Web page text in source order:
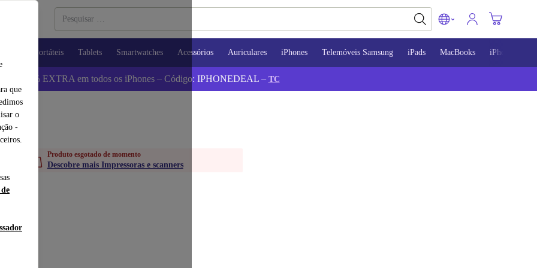
que
o
-
Portáteis Tablets Smartwatches Acessórios Auriculares iPhones Telemóveis Samsung iPads MacBooks iPhone 13
5% EXTRA em todos os iPhones – Código: IPHONEDEAL – TC
Produto esgotado de momento
Descobre mais Impressoras e scanners